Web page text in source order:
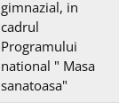
gimnazial, in
cadrul
Programului
national " Masa
sanatoasa"